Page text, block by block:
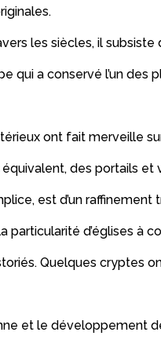
les siècles, il
qui a conservé l’un des
ont fait merveille
des portails et
est d’un raffinement
d’églises à
Quelques cryptes
et le développement